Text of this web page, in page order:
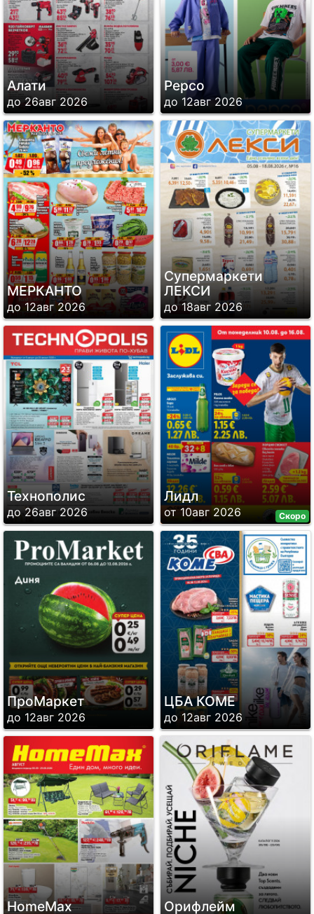
Алати
до 26авг 2026
Pepco
до 12авг 2026
МЕРКАНТО
до 12авг 2026
Супермаркети
ЛЕКСИ
до 18авг 2026
Технополис
до 26авг 2026 Скоро
Лидл
от 10авг 2026
ПроМаркет
до 12авг 2026
ЦБА КОМЕ
до 12авг 2026
HomeMax Орифлейм